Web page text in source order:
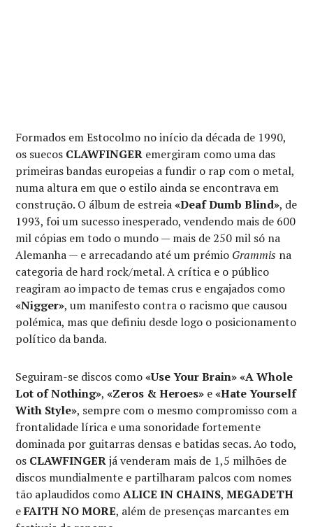
Formados em Estocolmo no início da década de 1990,
os suecos CLAWFINGER emergiram como uma das
primeiras bandas europeias a fundir o rap com o metal,
numa altura em que o estilo ainda se encontrava em
construção. O álbum de estreia«Deaf Dumb Blind», de
1993, foi um sucesso inesperado, vendendo mais de 600
mil cópias em todo o mundo — mais de 250 mil só na
Alemanha — e arrecadando até um prémio Grammis na
categoria de hard rock/metal. A crítica e o público
reagiram ao impacto de temas crus e engajados como
«Nigger», um manifesto contra o racismo que causou
polémica, mas que definiu desde logo o posicionamento
político da banda.
Seguiram-se discos como«Use Your Brain» «A Whole
Lot of Nothing»,«Zeros & Heroes» e«Hate Yourself
With Style», sempre com o mesmo compromisso com a
frontalidade lírica e uma sonoridade fortemente
dominada por guitarras densas e batidas secas. Ao todo,
os CLAWFINGERjá venderam mais de 1,5 milhões de
discos mundialmente e partilharam palcos com nomes
tão aplaudidos comoALICE IN CHAINS,MEGADETH
eFAITH NO MORE, além de presenças marcantes em